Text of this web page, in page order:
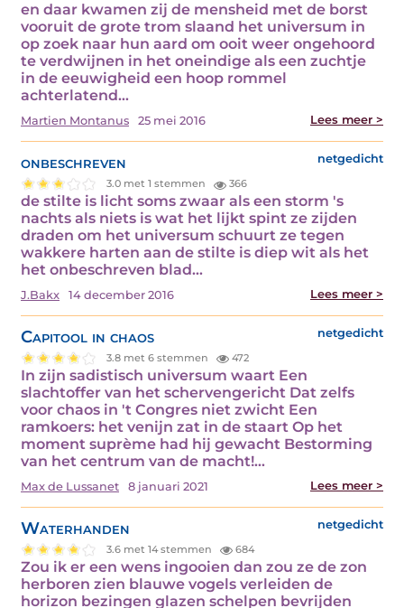
en daar kwamen zij de mensheid met de borst
vooruit de grote trom slaand het universum in
op zoek naar hun aard om ooit weer ongehoord
te verdwijnen in het oneindige als een zuchtje
in de eeuwigheid een hoop rommel
achterlatend…
Martien Montanus 25 mei 2016 Lees meer >
onbeschreven netgedicht
3.0 met 1 stemmen 366
de stilte is licht soms zwaar als een storm 's
nachts als niets is wat het lijkt spint ze zijden
draden om het universum schuurt ze tegen
wakkere harten aan de stilte is diep wit als het
het onbeschreven blad…
J.Bakx 14 december 2016 Lees meer >
Capitool in chaos netgedicht
3.8 met 6 stemmen 472
In zijn sadistisch universum waart Een
slachtoffer van het schervengericht Dat zelfs
voor chaos in 't Congres niet zwicht Een
ramkoers: het venijn zat in de staart Op het
moment suprème had hij gewacht Bestorming
van het centrum van de macht!…
Max de Lussanet 8 januari 2021 Lees meer >
Waterhanden netgedicht
3.6 met 14 stemmen 684
Zou ik er een wens ingooien dan zou ze de zon
herboren zien blauwe vogels verleiden de
horizon bezingen glazen schelpen bevrijden